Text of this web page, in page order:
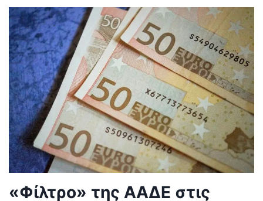
«Φίλτρο» της ΑΑΔΕ στις